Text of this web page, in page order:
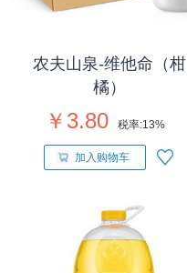
农夫山泉-维他命（柑
橘）
￥3.80 税率:13%
加入购物车